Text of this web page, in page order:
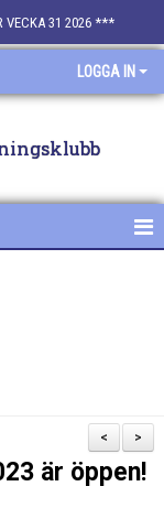
VECKA 31 2026 ***
LOGGA IN
>
<
är öppen!